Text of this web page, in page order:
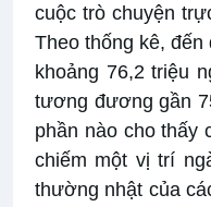
cuộc trò chuyện
Theo thống kê,
khoảng 76,2 triệu
tương đương gần
phần nào cho thấy
chiếm một vị trí
thường nhật của